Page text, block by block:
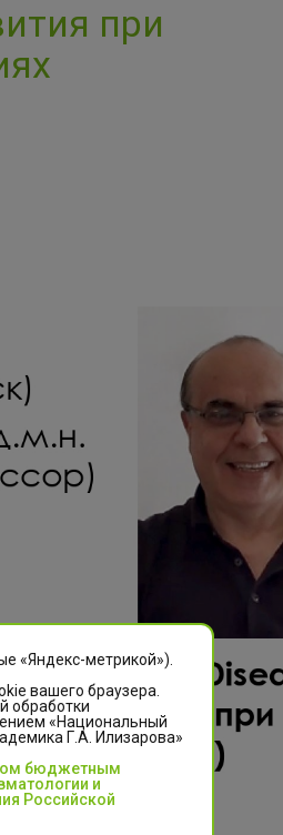
при
«Яндекс-метрикой»).
вашего браузера.
обработки
«Национальный
Г.А. Илизарова»
бюджетным
и
Российской